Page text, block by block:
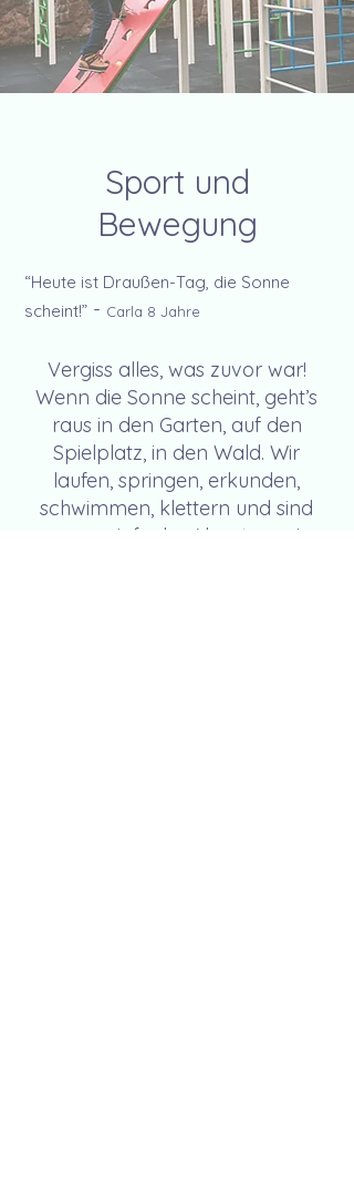
Sport und
Bewegung
“Heute ist Draußen-Tag, die Sonne
scheint!” - Carla 8 Jahre
Vergiss alles, was zuvor war!
Wenn die Sonne scheint, geht’s
raus in den Garten, auf den
Spielplatz, in den Wald. Wir
laufen, springen, erkunden,
schwimmen, klettern und sind
ganz einfach… Abenteurer!